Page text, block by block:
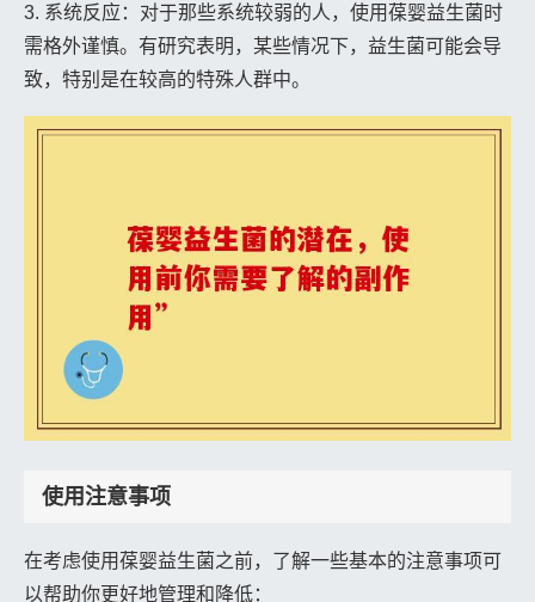
3. 系统反应：对于那些系统较弱的人，使用葆婴益生菌时
需格外谨慎。有研究表明，某些情况下，益生菌可能会导
致，特别是在较高的特殊人群中。
使用注意事项
在考虑使用葆婴益生菌之前，了解一些基本的注意事项可
以帮助你更好地管理和降低：